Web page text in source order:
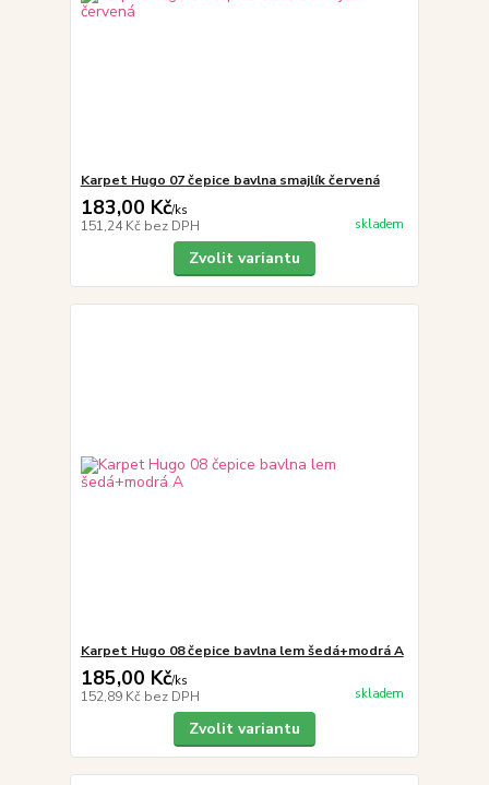
Karpet Hugo 07 čepice bavlna smajlík červená
183,00 Kč/ks
151,24 Kč bez DPH skladem
Zvolit variantu
Karpet Hugo 08 čepice bavlna lem šedá+modrá A
185,00 Kč/ks
152,89 Kč bez DPH skladem
Zvolit variantu